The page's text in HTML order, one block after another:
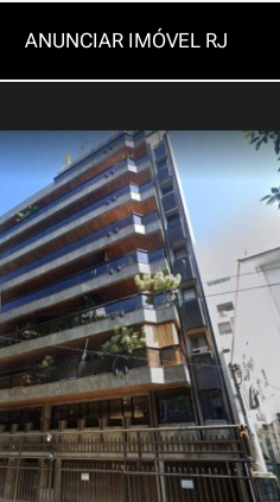
ANUNCIAR IMÓVEL RJ